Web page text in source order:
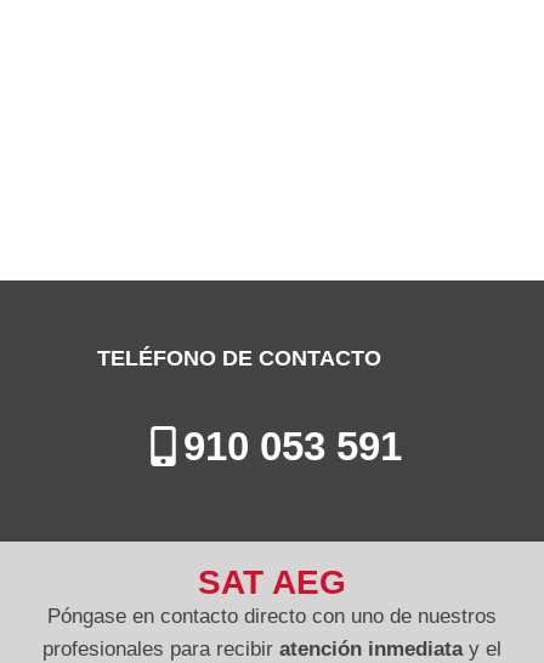
TELÉFONO DE CONTACTO
910 053 591
SAT AEG
Póngase en contacto directo con uno de nuestros
profesionales para recibir atención inmediatay el